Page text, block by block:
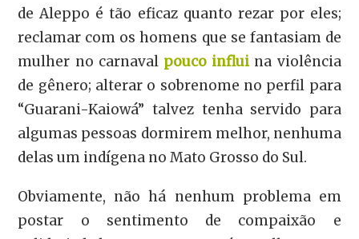
de Aleppo é tão eficaz quanto rezar por eles;
reclamar com os homens que se fantasiam de
mulher no carnaval pouco influi na violência
de gênero; alterar o sobrenome no perfil para
“Guarani-Kaiowá” talvez tenha servido para
algumas pessoas dormirem melhor, nenhuma
delas um indígena no Mato Grosso do Sul.
Obviamente, não há nenhum problema em
postar o sentimento de compaixão e